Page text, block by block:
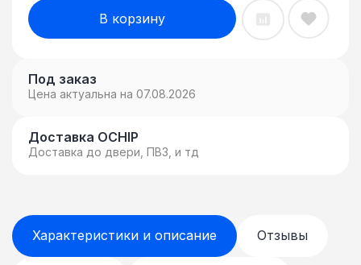
В корзину
Под заказ
Цена актуальна на 07.08.2026
Доставка OCHIP
Доставка до двери, ПВЗ, и тд
Характеристики и описание Отзывы